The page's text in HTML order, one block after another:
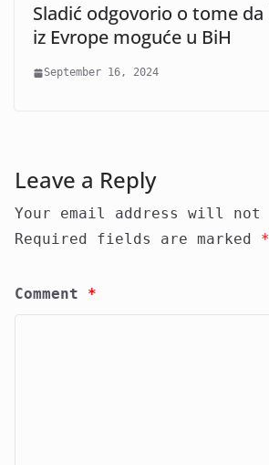
Sladić odgovorio o tome
iz Evrope moguće u BiH
September 16, 2024
Leave a Reply
Your email address will not
Required fields are marked *
Comment *